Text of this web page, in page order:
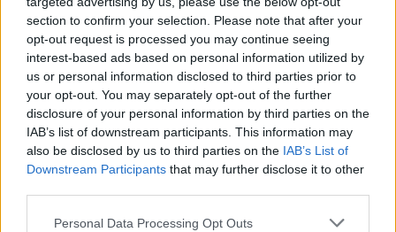
section to confirm your selection. Please note that after your
opt-out request is processed you may continue seeing
interest-based ads based on personal information utilized by
us or personal information disclosed to third parties prior to
your opt-out. You may separately opt-out of the further
disclosure of your personal information by third parties on the
IAB’s list of downstream participants. This information may
also be disclosed by us to third parties on the IAB’s List of
Downstream Participants that may further disclose it to other
Please note that this website/app uses one or more Google
Personal Data Processing Opt Outs
την ώρα που ανακοίνωσε ότι δεν θα
ανανεώσει τη συμμετοχή της χώρας του
στηνπρωτοβουλία της Κίνας«Belt and
Road».
ΔΙΑΒΑΣΤΕ ΕΠΙΣΗΣ
Κόσμος|03.02.2025 16:19
Νέα στοιχεία για την έκρηξη στη
Μόσχα: «Σχέδιο δολοφονίας»- Νεκρός